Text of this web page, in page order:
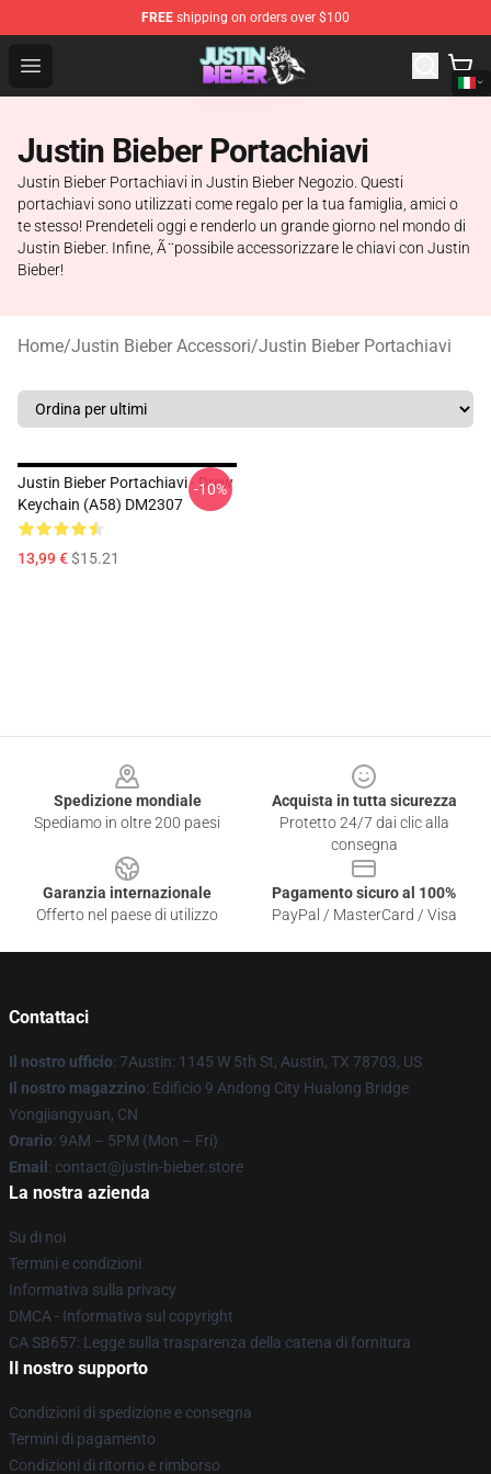
FREE shipping on orders over $100
Open menu
Justin Bieber Store - Official Justin Bieber Merchandise
Justin Bieber Portachiavi
Justin Bieber Portachiavi in Justin Bieber Negozio. Questi
portachiavi sono utilizzati come regalo per la tua famiglia, amici o
te stesso! Prendeteli oggi e renderlo un grande giorno nel mondo di
Justin Bieber. Infine, Ã ̈ possibile accessorizzare le chiavi con Justin
Bieber!
Home/Justin Bieber Accessori/Justin Bieber Portachiavi
Justin Bieber Portachiavi - Drew
Keychain (A58) DM2307
13,99 €$15.21
-10%
Spedizione mondiale
Spediamo in oltre 200 paesi
Acquista in tutta sicurezza
Protetto 24/7 dai clic alla
consegna
Garanzia internazionale
Offerto nel paese di utilizzo
Pagamento sicuro al 100%
PayPal / MasterCard / Visa
Contattaci
Il nostro ufficio: 7Austin: 1145 W 5th St, Austin, TX 78703, US
Il nostro magazzino: Edificio 9 Andong City Hualong Bridge
Yongjiangyuan, CN
Orario: 9AM – 5PM (Mon – Fri)
Email : contact@justin-bieber.store
La nostra azienda
Su di noi
Termini e condizioni
Informativa sulla privacy
DMCA - Informativa sul copyright
CA SB657: Legge sulla trasparenza della catena di fornitura
Il nostro supporto
Condizioni di spedizione e consegna
Termini di pagamento
Condizioni di ritorno e rimborso